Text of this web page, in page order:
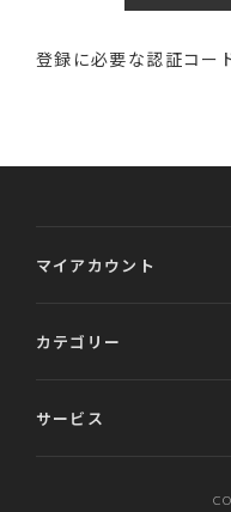
登録に必要な認証コー
マイアカウント
カテゴリー
サービス